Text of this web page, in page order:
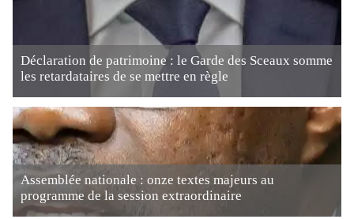
Déclaration de patrimoine : le Garde des Sceaux somme
les retardataires de se mettre en règle
Assemblée nationale : onze textes majeurs au
programme de la session extraordinaire